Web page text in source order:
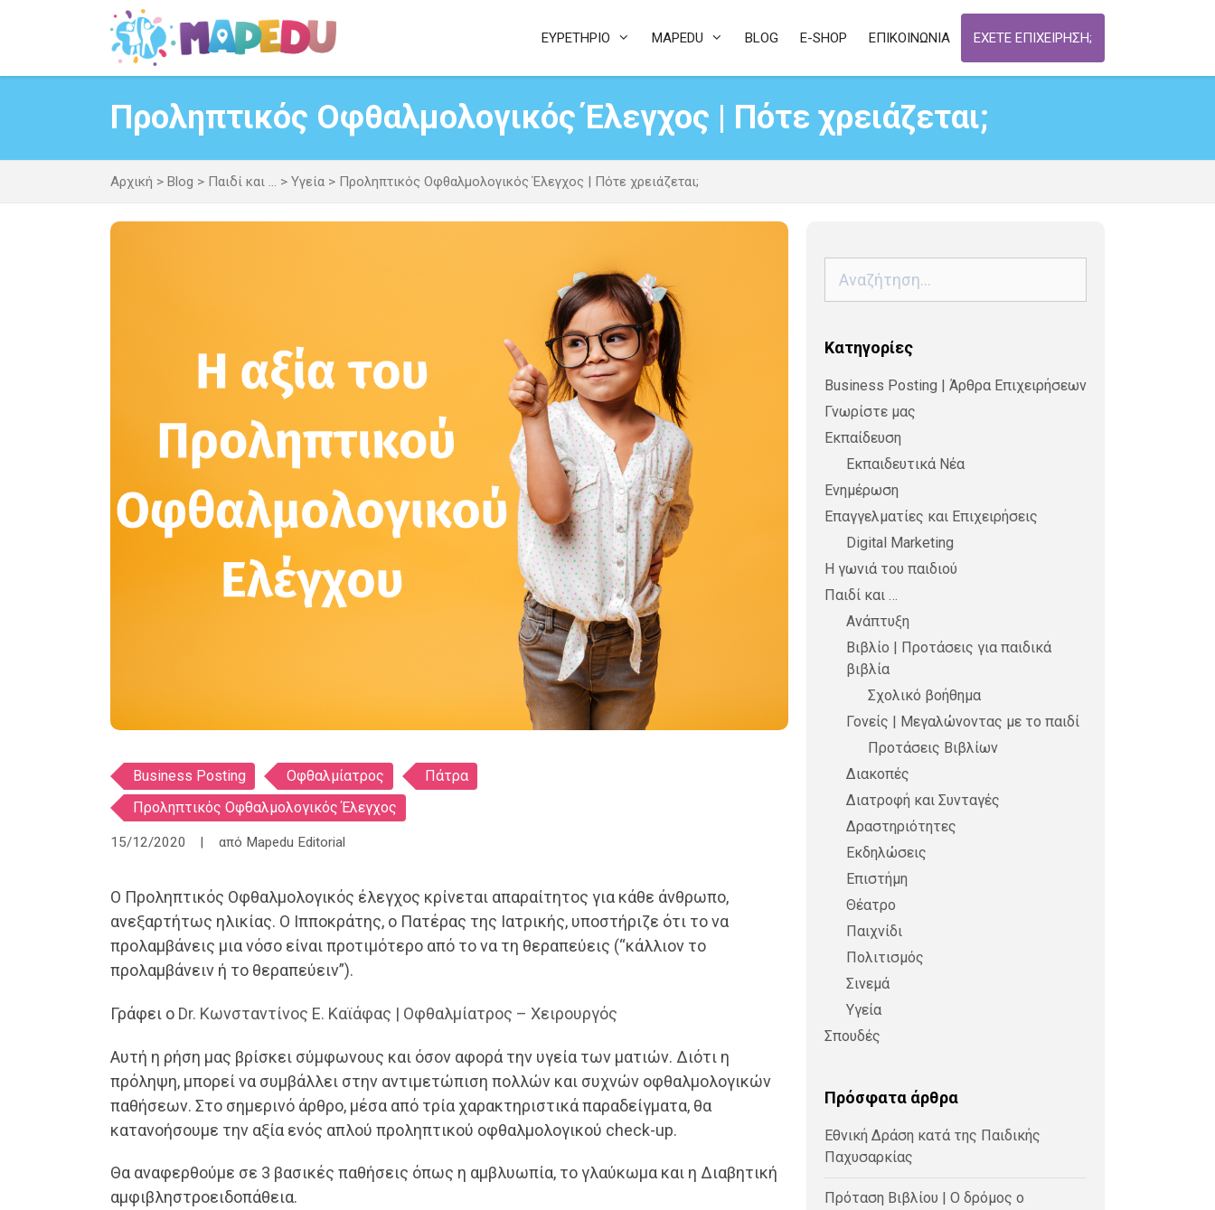
ΕΥΡΕΤΗΡΙΟ MAPEDU BLOG E-SHOP ΕΠΙΚΟΙΝΩΝΙΑ ΕΧΕΤΕ ΕΠΙΧΕΙΡΗΣΗ;
Προληπτικός Οφθαλμολογικός Έλεγχος | Πότε χρειάζεται;
Αρχική > Blog > Παιδί και ... > Υγεία > Προληπτικός Οφθαλμολογικός Έλεγχος | Πότε χρειάζεται;
Ετικέτες
Business Posting Οφθαλμίατρος
Πάτρα
Προληπτικός Οφθαλμολογικός Έλεγχος
15/12/2020 από Mapedu Editorial
Ο Προληπτικός Οφθαλμολογικός έλεγχος κρίνεται απαραίτητος για κάθε άνθρωπο,
ανεξαρτήτως ηλικίας. Ο Ιπποκράτης, ο Πατέρας της Ιατρικής, υποστήριζε ότι το να
προλαμβάνεις μια νόσο είναι προτιμότερο από το να τη θεραπεύεις (“κάλλιον το
προλαμβάνειν ή το θεραπεύειν”).
Γράφει ο Dr. Κωνσταντίνος Ε. Καϊάφας | Οφθαλμίατρος – Χειρουργός
Αυτή η ρήση μας βρίσκει σύμφωνους και όσον αφορά την υγεία των ματιών. Διότι η
πρόληψη, μπορεί να συμβάλλει στην αντιμετώπιση πολλών και συχνών οφθαλμολογικών
παθήσεων. Στο σημερινό άρθρο, μέσα από τρία χαρακτηριστικά παραδείγματα, θα
κατανοήσουμε την αξία ενός απλού προληπτικού οφθαλμολογικού check-up.
Θα αναφερθούμε σε 3 βασικές παθήσεις όπως η αμβλυωπία, το γλαύκωμα και η Διαβητική
αμφιβληστροειδοπάθεια.
για:
Kατηγορίες
Business Posting | Άρθρα Επιχειρήσεων
Γνωρίστε μας
Εκπαίδευση
Εκπαιδευτικά Νέα
Ενημέρωση
Επαγγελματίες και Επιχειρήσεις
Digital Marketing
Η γωνιά του παιδιού
Παιδί και …
Ανάπτυξη
Βιβλίο | Προτάσεις για παιδικά
βιβλία
Σχολικό βοήθημα
Γονείς | Μεγαλώνοντας με το παιδί
Προτάσεις Βιβλίων
Διακοπές
Διατροφή και Συνταγές
Δραστηριότητες
Εκδηλώσεις
Επιστήμη
Θέατρο
Παιχνίδι
Πολιτισμός
Σινεμά
Υγεία
Σπουδές
Πρόσφατα άρθρα
Εθνική Δράση κατά της Παιδικής
Παχυσαρκίας
Πρόταση Βιβλίου | Ο δρόμος ο